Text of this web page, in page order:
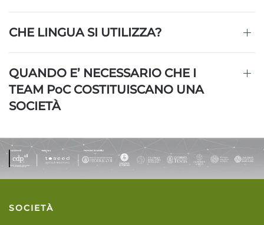
CHE LINGUA SI UTILIZZA?
QUANDO E’ NECESSARIO CHE I
TEAM PoCCOSTITUISCANO UNA
SOCIETÀ
SOCIETÀ